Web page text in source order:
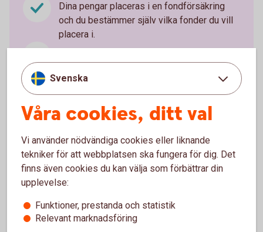
Dina pengar placeras i en fondförsäkring
och du bestämmer själv vilka fonder du vill
placera i.
Utbetalning måste ske under minst fem år.
Pengarna betalas vanligtvis ut månadsvis
och beskattas som inkomst av tjänst.
Skydd för efterlevande
Svenska
Våra cookies, ditt val
Vi använder nödvändiga cookies eller liknande
tekniker för att webbplatsen ska fungera för dig. Det
finns även cookies du kan välja som förbättrar din
upplevelse:
Funktioner, prestanda och statistik
Relevant marknadsföring